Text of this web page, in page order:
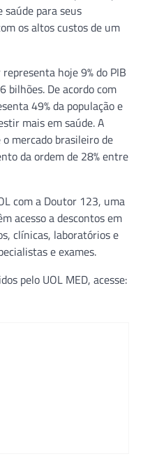
para seus
os altos custos de um
hoje 9% do PIB
bilhões. De acordo com
49% da população e
mais em saúde. A
mercado brasileiro de
da ordem de 28% entre
com a Doutor 123, uma
acesso a descontos em
clínicas, laboratórios e
e exames.
pelo UOL MED, acesse: